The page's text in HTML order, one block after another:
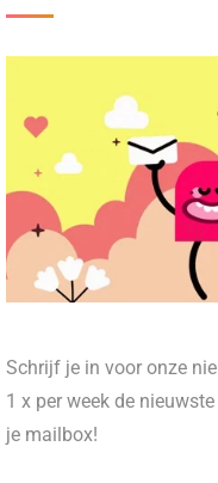
Schrijf je in voor onze
1 x per week de
je mailbox!